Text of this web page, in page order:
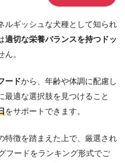
ルギッシュな犬種として知られ
適切な栄養バランスを持つドッ
ん。
ードから、年齢や体調に配慮し
最適な選択肢を見つけること
をサポートできます。
特徴を踏まえた上で、厳選され
フードをランキング形式でご